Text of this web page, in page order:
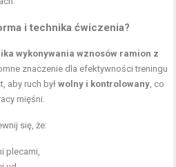
i technika ćwiczenia?
wykonywania wznosów ramion z
znaczenie dla efektywności treningu
aby ruch byłwolny i kontrolowany, co
mięśni.
się, że:
plecami,